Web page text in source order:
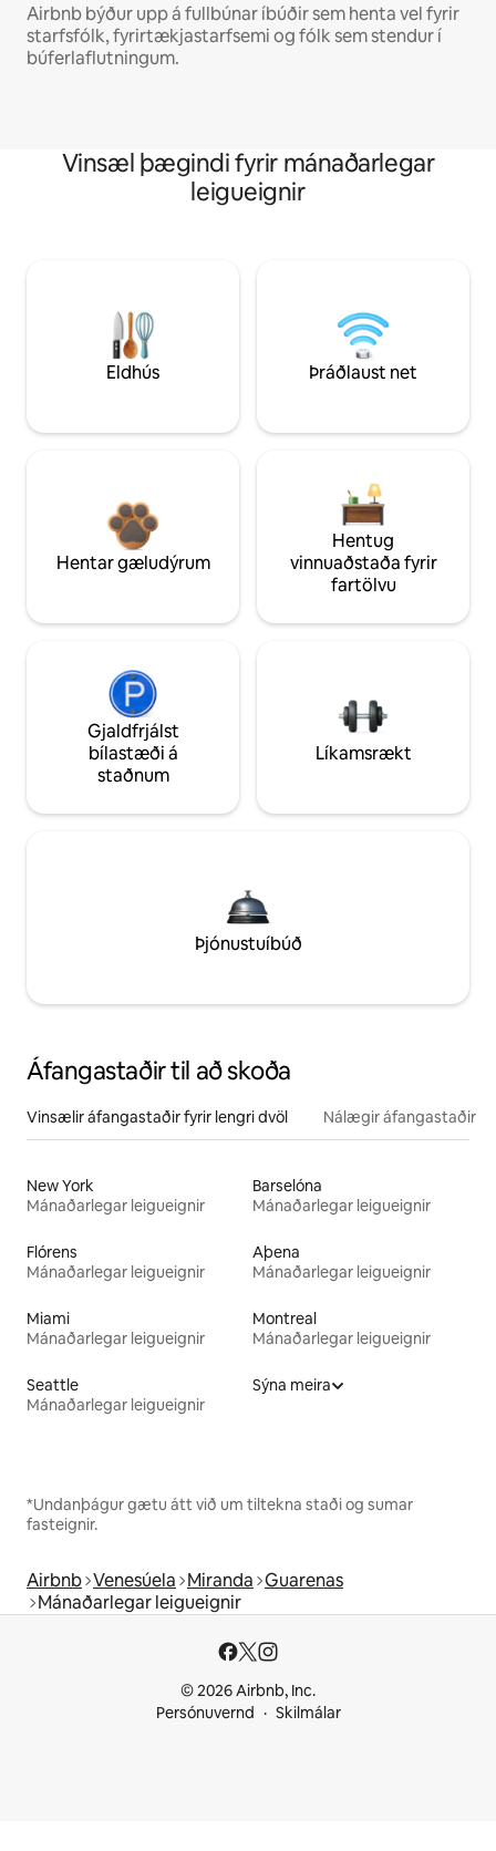
Airbnb býður upp á fullbúnar íbúðir sem henta vel fyrir
starfsfólk, fyrirtækjastarfsemi og fólk sem stendur í
búferlaflutningum.
Vinsæl þægindi fyrir mánaðarlegar
leigueignir
Eldhús Þráðlaust net
Hentar gæludýrum
Hentug
vinnuaðstaða fyrir
fartölvu
Gjaldfrjálst
bílastæði á
staðnum
Líkamsrækt
Þjónustuíbúð
Áfangastaðir til að skoða
Vinsælir áfangastaðir fyrir lengri dvöl Nálægir áfangastaðir
New York
Mánaðarlegar leigueignir
Barselóna
Mánaðarlegar leigueignir
Flórens
Mánaðarlegar leigueignir
Aþena
Mánaðarlegar leigueignir
Miami
Mánaðarlegar leigueignir
Montreal
Mánaðarlegar leigueignir
Seattle
Mánaðarlegar leigueignir
Sýna meira
*Undanþágur gætu átt við um tiltekna staði og sumar
fasteignir.
Airbnb Venesúela Miranda Guarenas
Mánaðarlegar leigueignir
© 2026 Airbnb, Inc.
Persónuvernd
Skilmálar